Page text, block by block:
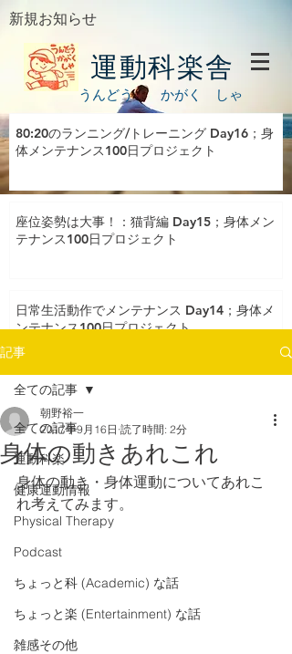
新規お知らせ
運動科楽舎
うんどう かがく しゃ
80:20のランニング/トレーニング Day16；身
体メンテナンス100日プロジェクト
座位姿勢は大事！：猫背編 Day15；身体メン
テナンス100日プロジェクト
日常生活動作でメンテナンス Day14；身体メ
ンテナンス100日プロジェクト
記事
全ての記事
運動科楽
健康運動情報
Physical Therapy
Podcast
ちょっと科 (Academic) な話
ちょっと楽 (Entertainment) な話
雑感その他
全ての記事
身体の動きあれこれ
朝野裕一
2017年9月16日 読了時間: 2分
身体の動き・身体運動についてあれこ
れ考えてみます。